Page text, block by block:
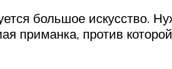
большое искусство.
приманка, против